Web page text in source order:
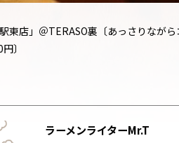
駅東店」＠TERASO裏〔あっさりなが
〕
ラーメンライターMr.T